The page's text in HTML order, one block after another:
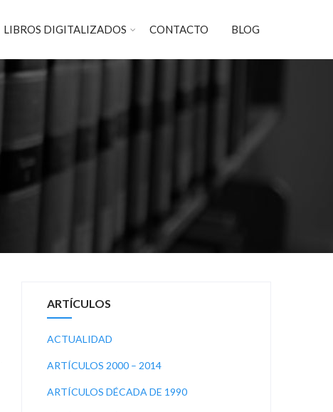
LIBROS DIGITALIZADOS CONTACTO BLOG
ARTÍCULOS
ACTUALIDAD
ARTÍCULOS 2000 – 2014
ARTÍCULOS DÉCADA DE 1990